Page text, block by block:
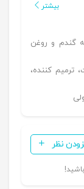
بیشتر
گندم و روغن
ترمیم کننده،
نظر